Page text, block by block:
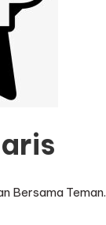
Bersama Teman.